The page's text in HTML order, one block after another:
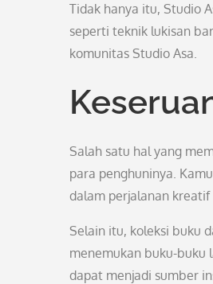
Tidak hanya itu, Studio
seperti teknik lukisan
komunitas Studio Asa.
Salah satu hal yang
para penghuninya.
dalam perjalanan kreatif
Selain itu, koleksi buku
menemukan buku-buku
dapat menjadi sumber